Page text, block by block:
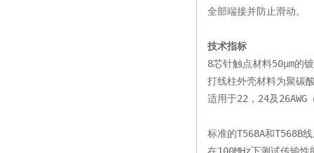
全部端接并防止滑动。
技术指标
8芯针触点材料50μm的
打线柱外壳材料为聚碳
适用于22，24及
标准的T568A和T568B